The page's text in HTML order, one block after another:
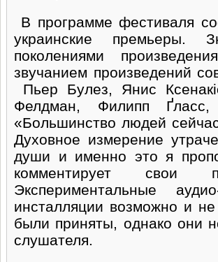
В программе фестиваля
украинские премьеры.
поколениями
звучанием произведений
Пьер Булез, Янис
Фелдман, Филипп
«Большинство людей
Духовное измерение
души и именно это я
комментирует свои
Экспериментальные
инсталляции возможно и
были приняты, однако они
слушателя.